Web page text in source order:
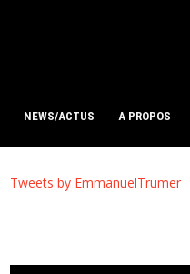
NEWS/ACTUS A PROPOS
Tweets by EmmanuelTrumer